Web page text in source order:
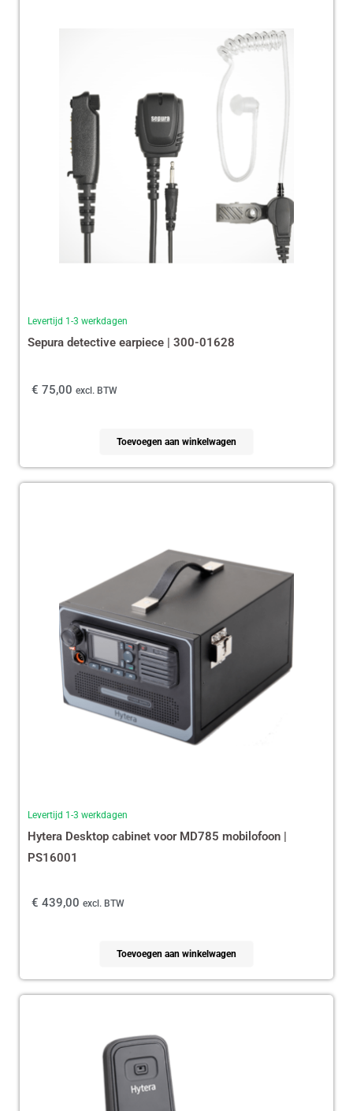
Levertijd 1-3 werkdagen
Sepura detective earpiece | 300-01628
€ 75,00 excl. BTW
Toevoegen aan winkelwagen
Levertijd 1-3 werkdagen
Hytera Desktop cabinet voor MD785 mobilofoon |
PS16001
€ 439,00 excl. BTW
Toevoegen aan winkelwagen